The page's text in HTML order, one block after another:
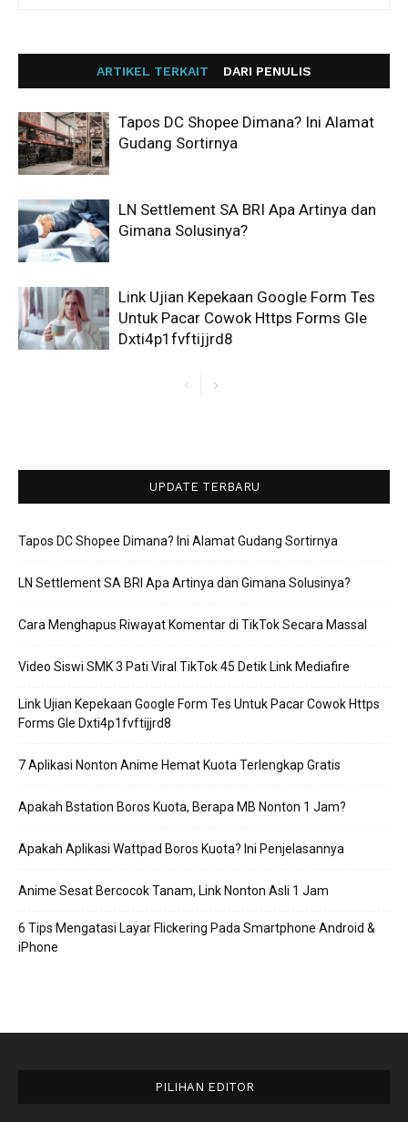
ARTIKEL TERKAIT DARI PENULIS
Tapos DC Shopee Dimana? Ini Alamat
Gudang Sortirnya
LN Settlement SA BRI Apa Artinya dan
Gimana Solusinya?
Link Ujian Kepekaan Google Form Tes
Untuk Pacar Cowok Https Forms Gle
Dxti4p1fvftijjrd8
UPDATE TERBARU
Tapos DC Shopee Dimana? Ini Alamat Gudang Sortirnya
LN Settlement SA BRI Apa Artinya dan Gimana Solusinya?
Cara Menghapus Riwayat Komentar di TikTok Secara Massal
Video Siswi SMK 3 Pati Viral TikTok 45 Detik Link Mediafire
Link Ujian Kepekaan Google Form Tes Untuk Pacar Cowok Https
Forms Gle Dxti4p1fvftijjrd8
7 Aplikasi Nonton Anime Hemat Kuota Terlengkap Gratis
Apakah Bstation Boros Kuota, Berapa MB Nonton 1 Jam?
Apakah Aplikasi Wattpad Boros Kuota? Ini Penjelasannya
Anime Sesat Bercocok Tanam, Link Nonton Asli 1 Jam
6 Tips Mengatasi Layar Flickering Pada Smartphone Android &
iPhone
PILIHAN EDITOR